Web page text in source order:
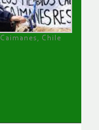
Caimanes, Chile